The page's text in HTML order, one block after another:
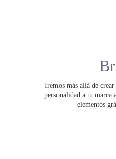
Iremos más allá de
personalidad a tu marca
elementos